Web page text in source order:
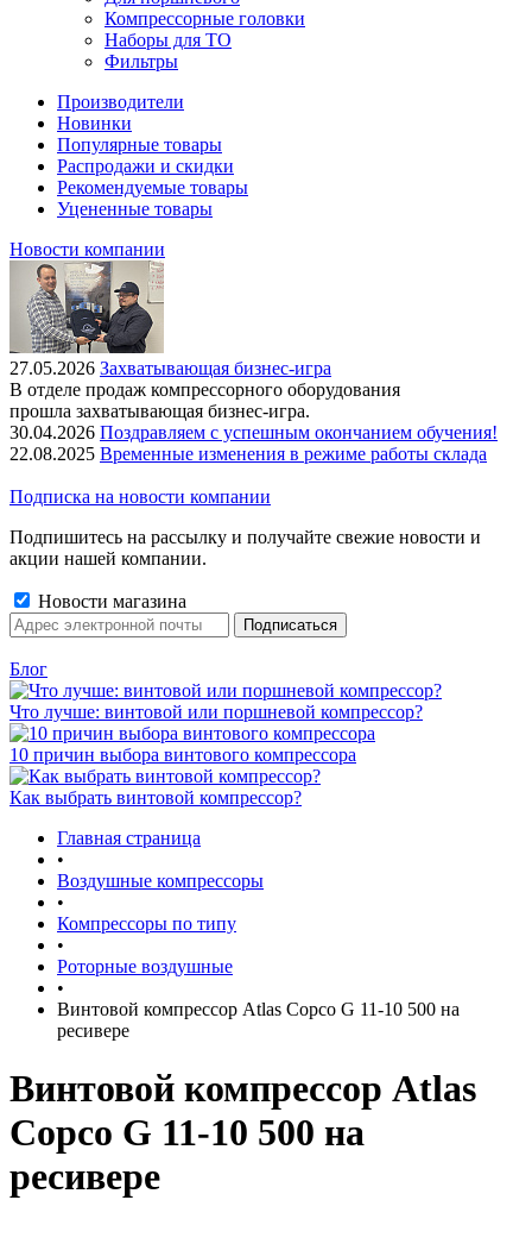
Компрессорные головки
Наборы для ТО
Фильтры
Производители
Новинки
Популярные товары
Распродажи и скидки
Рекомендуемые товары
Уцененные товары
Новости компании
27.05.2026 Захватывающая бизнес-игра
В отделе продаж компрессорного оборудования
прошла захватывающая бизнес-игра.
30.04.2026 Поздравляем с успешным окончанием обучения!
22.08.2025 Временные изменения в режиме работы склада
Подписка на новости компании
Подпишитесь на рассылку и получайте свежие новости и
акции нашей компании.
Новости магазина
Блог
Что лучше: винтовой или поршневой компрессор?
10 причин выбора винтового компрессора
Как выбрать винтовой компрессор?
Главная страница
•
Воздушные компрессоры
•
Компрессоры по типу
•
Роторные воздушные
•
Винтовой компрессор Atlas Copco G 11-10 500 на
ресивере
Винтовой компрессор Atlas
Copco G 11-10 500 на
ресивере